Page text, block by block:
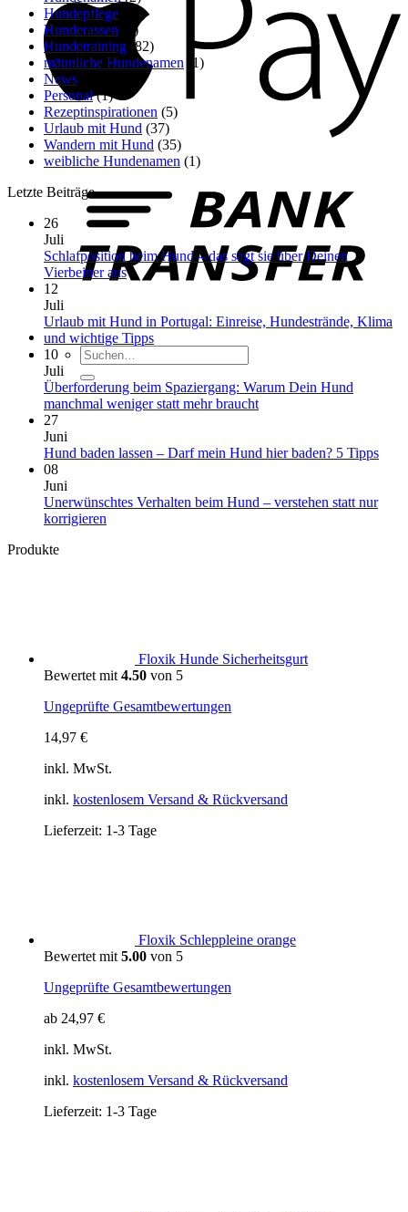
Suchen
nach:
Hundepflege (18)
Hunderassen (8)
Hundetraining (82)
männliche Hundenamen (1)
News
Personal(1)
Rezeptinspirationen (5)
Urlaub mit Hund (37)
Wandern mit Hund (35)
weibliche Hundenamen (1)
Letzte Beiträge
26
Juli
Schlafposition beim Hund – das sagt sie über Deinen
Vierbeiner ausKeine
Schlafposition
beim
–
das
sagt
Deinen
12
Juli
Urlaub mit Hund in Portugal: Einreise, Hundestrände, Klima
und wichtige TippsKeine
zu
Urlaub
mit
Portugal:
Klima
10
Juli
Überforderung beim Spaziergang: Warum Dein Hund
manchmal weniger statt mehr brauchtKeine
Überforderung
Warum
27
Juni
Hund baden lassen – Darf mein Hund hier baden? 5 Tipps
08
Juni
Unerwünschtes Verhalten beim Hund – verstehen statt nur
korrigieren
nur
Produkte
Floxik Hunde Sicherheitsgurt
Bewertet mit 4.50 von 5
Ungeprüfte Gesamtbewertungen
14,97 €
inkl. MwSt.
inkl. kostenlosem Versand & Rückversand
Lieferzeit: 1-3 Tage
Floxik Schleppleine orange
Bewertet mit 5.00 von 5
Ungeprüfte Gesamtbewertungen
ab 24,97 €
inkl. MwSt.
inkl. kostenlosem Versand & Rückversand
Lieferzeit: 1-3 Tage